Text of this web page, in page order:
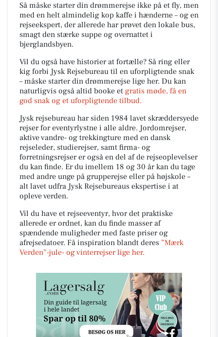
Så måske starter din drømmerejse ikke på et fly, men
med en helt almindelig kop kaffe i hænderne – og en
rejseekspert, der allerede har prøvet den lokale bus,
smagt den stærke suppe og overnattet i
bjerglandsbyen.
Vil du også have historier at fortælle? Så ring eller
kig forbi Jysk Rejsebureau til en uforpligtende snak
– måske starter din drømmerejse lige her. Du kan
naturligvis også altid booke et gratis møde, få en
god snak og et uforpligtende tilbud.
Jysk rejsebureau har siden 1984 lavet skræddersyede
rejser for eventyrlystne i alle aldre. Jordomrejser,
aktive vandre- og trekkingture med en dansk
rejseleder, studierejser, samt firma- og
forretningsrejser er også en del af de rejseoplevelser
du kan finde. Er du imellem 18 og 30 år kan du tage
med andre unge på grupperejse eller på højskole –
alt lavet udfra Jysk Rejsebureaus ekspertise i at
opleve verden.
Vil du have et rejseeventyr, hvor det praktiske
allerede er ordnet, kan du finde masser af
spændende muligheder med faste priser og
afrejsedatoer. Få inspiration blandt deres ”Mærk
Verden”-jule- og vinterrejser lige her.